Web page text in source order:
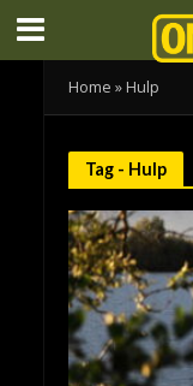
Home » Hulp
Tag - Hulp